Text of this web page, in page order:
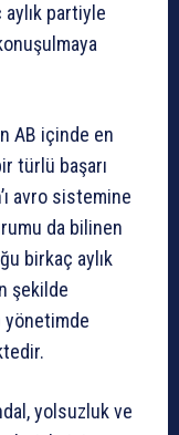
partiyle
AB içinde en
türlü başarı
avro sistemine
da bilinen
birkaç aylık
şekilde
yönetimde
yolsuzluk ve